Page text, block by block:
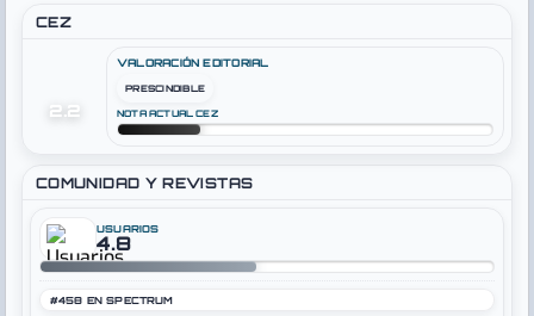
CEZ
2.2
VALORACIÓN EDITORIAL
PRESCINDIBLE
NOTA ACTUAL CEZ
COMUNIDAD Y REVISTAS
USUARIOS
4.8
#458 EN SPECTRUM